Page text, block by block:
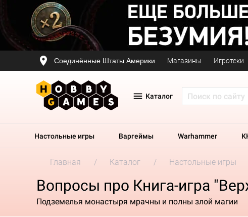
Соединённые Штаты Америки Магазины Игротеки
Каталог
Настольные игры Варгеймы Warhammer
Главная Каталог Настольные игры
Вопросы про Книга-игра
Подземелья монастыря мрачны и полны злой магии